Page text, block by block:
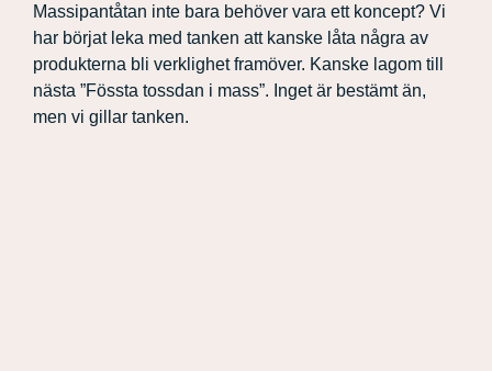
Massipantåtan inte bara behöver vara ett koncept? Vi
har börjat leka med tanken att kanske låta några av
produkterna bli verklighet framöver. Kanske lagom till
nästa ”Fössta tossdan i mass”. Inget är bestämt än,
men vi gillar tanken.